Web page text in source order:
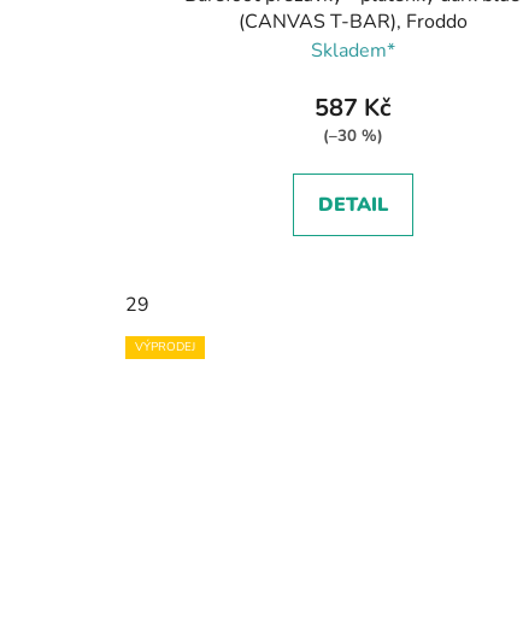
(CANVAS T-BAR), Froddo
Skladem*
587 Kč
(–30 %)
DETAIL
29
VÝPRODEJ